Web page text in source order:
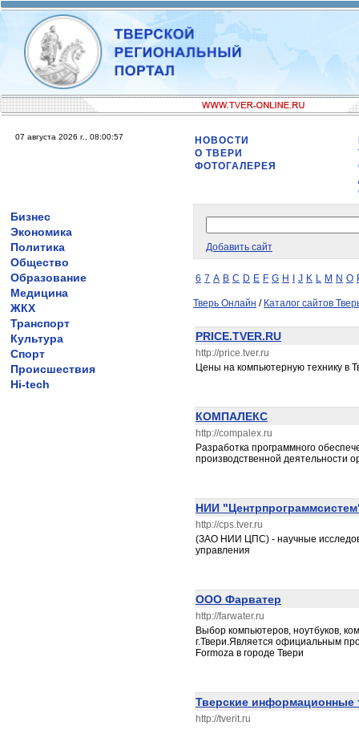
07 августа 2026 г., 08:00:57
НОВОСТИ
О ТВЕРИ
ФОТОГАЛЕРЕЯ
Бизнес
Экономика
Политика
Общество
Образование
Медицина
ЖКХ
Транспорт
Культура
Спорт
Происшествия
Hi-tech
Добавить сайт
6 7 A B C D E F G H J K L M N O
Тверь Онлайн / Каталог сайтов
PRICE.TVER.RU
http://price.tver.ru
Цены на компьютерную технику в
КОМПАЛЕКС
http://compalex.ru
Разработка программного
производственной деятельности
НИИ
http://cps.tver.ru
(ЗАО НИИ ЦПС) - научные
управления
ООО Фарватер
http://farwater.ru
Выбор компьютеров, ноутбуков,
г.Твери.Является официальным
Formoza в городе Твери
Тверские информационные
http://tverit.ru